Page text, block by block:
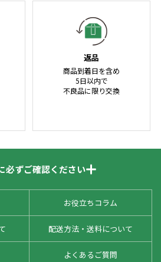
返品
商品到着日を含め
5日以内で
不良品に限り交換
必ずご確認ください
お役立ちコラム
配送方法・送料について
よくあるご質問